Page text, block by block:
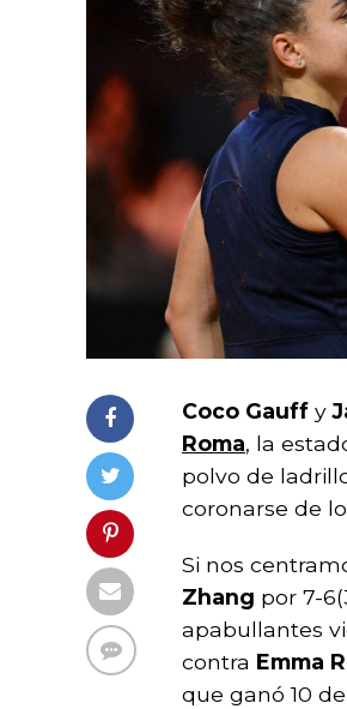
Coco Gauff y
Roma, la
polvo de
coronarse de
Si nos
Zhang por 7-
apabullantes
contra Emma
que ganó 10